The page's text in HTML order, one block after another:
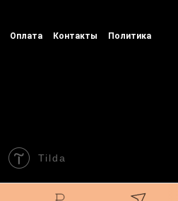
Оплата Контакты
Политика
Tilda